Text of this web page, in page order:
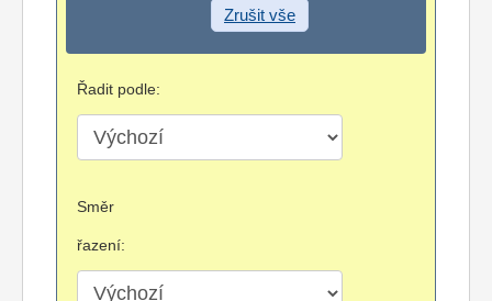
Zrušit vše
Řadit podle:
Směr
řazení: